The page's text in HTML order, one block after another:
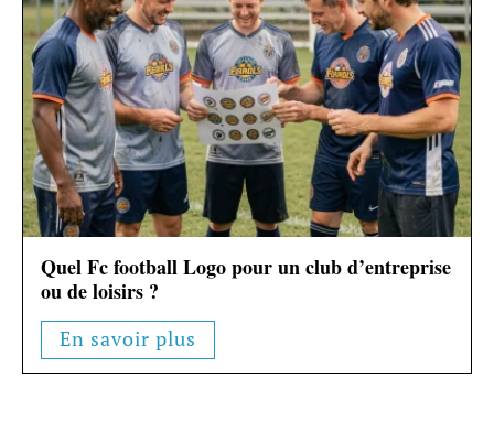
Quel Fc football Logo pour un club d’entreprise
ou de loisirs ?
En savoir plus